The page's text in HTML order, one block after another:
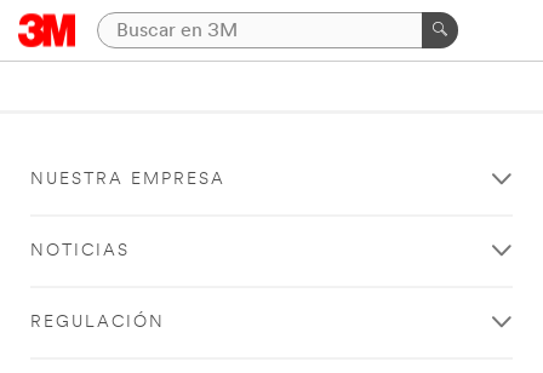
NUESTRA EMPRESA
NOTICIAS
REGULACIÓN